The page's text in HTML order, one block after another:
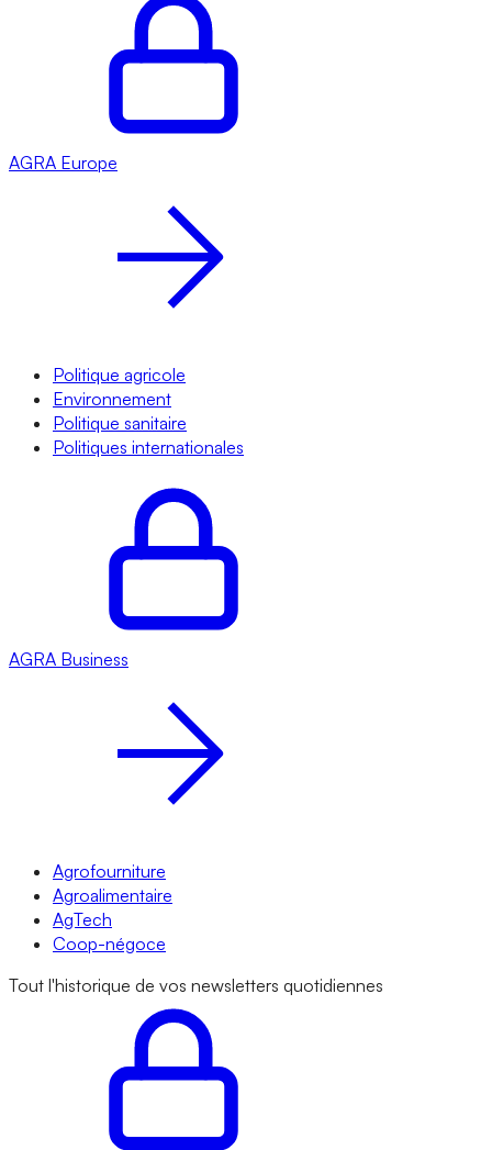
AGRA Europe
Politique agricole
Environnement
Politique sanitaire
Politiques internationales
AGRA Business
Agrofourniture
Agroalimentaire
AgTech
Coop-négoce
Tout l'historique de vos newsletters quotidiennes